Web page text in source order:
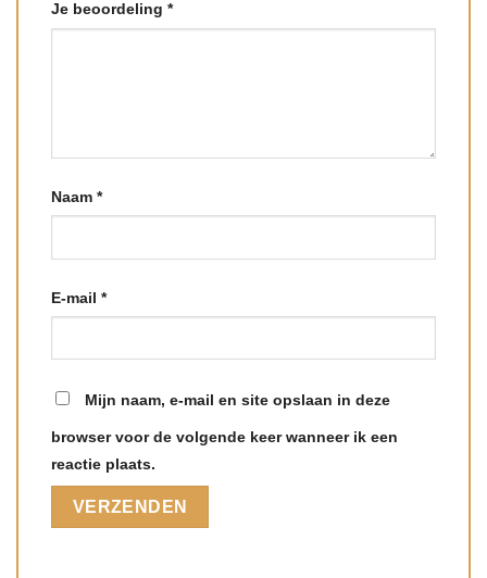
Je beoordeling *
Naam *
E-mail *
Mijn naam, e-mail en site opslaan in deze
browser voor de volgende keer wanneer ik een
reactie plaats.